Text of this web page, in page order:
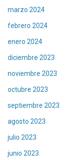
marzo 2024
febrero 2024
enero 2024
diciembre 2023
noviembre 2023
octubre 2023
septiembre 2023
agosto 2023
julio 2023
junio 2023